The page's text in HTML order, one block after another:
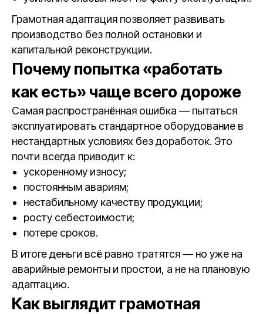
Грамотная адаптация позволяет развивать
производство без полной остановки и
капитальной реконструкции.
Почему попытка «работать
как есть» чаще всего дороже
Самая распространённая ошибка — пытаться
эксплуатировать стандартное оборудование в
нестандартных условиях без доработок. Это
почти всегда приводит к:
ускоренному износу;
постоянным авариям;
нестабильному качеству продукции;
росту себестоимости;
потере сроков.
В итоге деньги всё равно тратятся — но уже на
аварийные ремонты и простои, а не на плановую
адаптацию.
Как выглядит грамотная